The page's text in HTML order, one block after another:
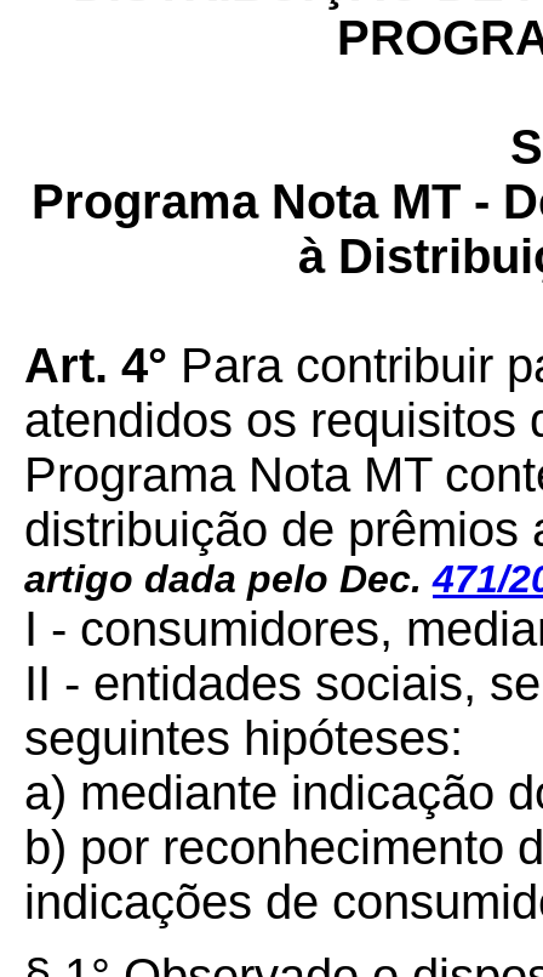
Programa Nota MT -
à
Art. 4° Para contribuir
atendidos os requisitos
Programa Nota MT
distribuição de prêmios
artigo dada pelo Dec.471/
I - consumidores,
II - entidades sociais,
seguintes hipóteses:
a) mediante indicação
b) por reconhecimento
indicações de